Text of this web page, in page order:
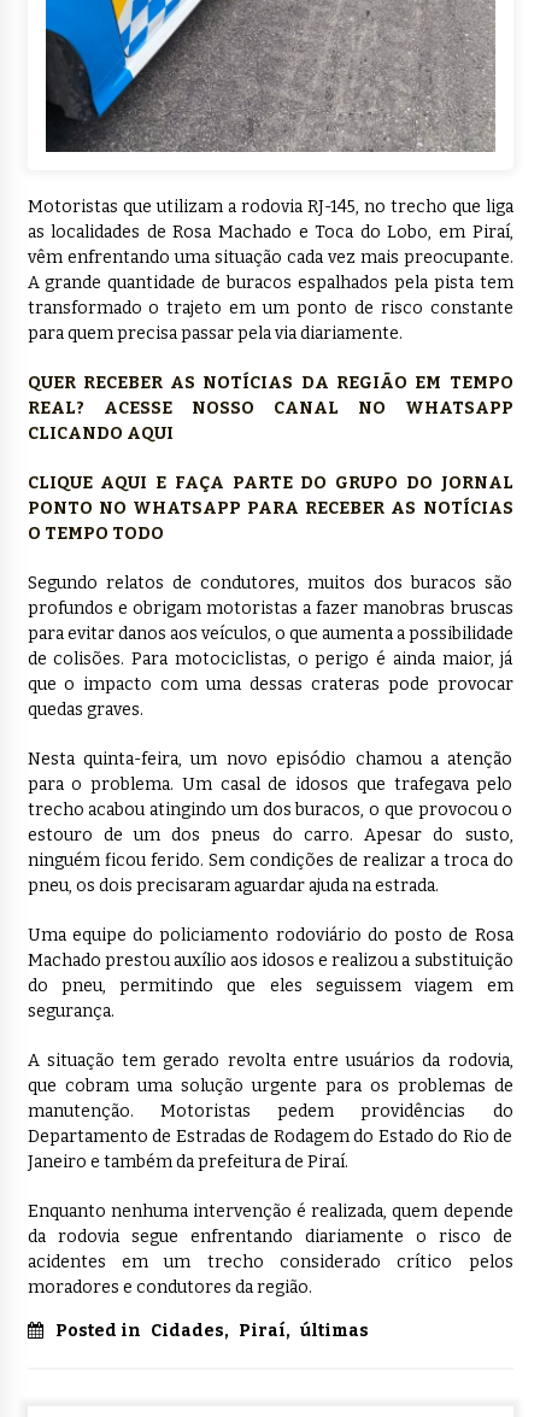
Motoristas que utilizam a rodovia RJ-145, no trecho que liga
as localidades de Rosa Machado e Toca do Lobo, em Piraí,
vêm enfrentando uma situação cada vez mais preocupante.
A grande quantidade de buracos espalhados pela pista tem
transformado o trajeto em um ponto de risco constante
para quem precisa passar pela via diariamente.
QUER RECEBER AS NOTÍCIAS DA REGIÃO EM TEMPO
REAL? ACESSE NOSSO CANAL NO WHATSAPP
CLICANDO AQUI
CLIQUE AQUI E FAÇA PARTE DO GRUPO DO JORNAL
PONTO NO WHATSAPP PARA RECEBER AS NOTÍCIAS
O TEMPO TODO
Segundo relatos de condutores, muitos dos buracos são
profundos e obrigam motoristas a fazer manobras bruscas
para evitar danos aos veículos, o que aumenta a possibilidade
de colisões. Para motociclistas, o perigo é ainda maior, já
que o impacto com uma dessas crateras pode provocar
quedas graves.
Nesta quinta-feira, um novo episódio chamou a atenção
para o problema. Um casal de idosos que trafegava pelo
trecho acabou atingindo um dos buracos, o que provocou o
estouro de um dos pneus do carro. Apesar do susto,
ninguém ficou ferido. Sem condições de realizar a troca do
pneu, os dois precisaram aguardar ajuda na estrada.
Uma equipe do policiamento rodoviário do posto de Rosa
Machado prestou auxílio aos idosos e realizou a substituição
do pneu, permitindo que eles seguissem viagem em
segurança.
A situação tem gerado revolta entre usuários da rodovia,
que cobram uma solução urgente para os problemas de
manutenção. Motoristas pedem providências do
Departamento de Estradas de Rodagem do Estado do Rio de
Janeiro e também da prefeitura de Piraí.
Enquanto nenhuma intervenção é realizada, quem depende
da rodovia segue enfrentando diariamente o risco de
acidentes em um trecho considerado crítico pelos
moradores e condutores da região.
Posted in Cidades, Piraí, últimas